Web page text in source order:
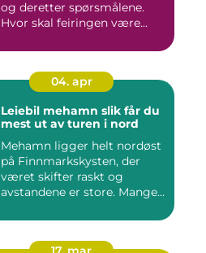
og deretter spørsmålene.
Hvor skal feiringen være...
04. apr
Leiebil mehamn slik får du
mest ut av turen i nord
Mehamn ligger helt nordøst
på Finnmarkskysten, der
været skifter raskt og
avstandene er store. Mange...